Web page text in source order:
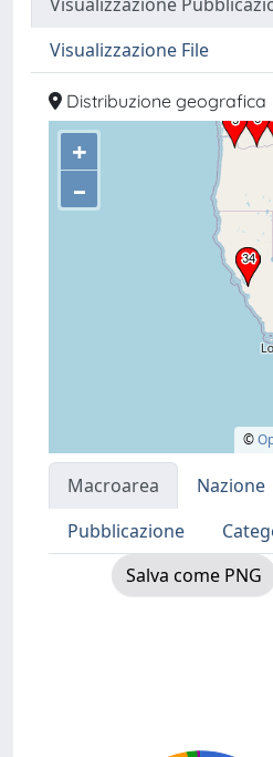
Visualizzazione File
Distribuzione geografica
+
–
©
Macroarea Nazione
Pubblicazione
Salva come PNG